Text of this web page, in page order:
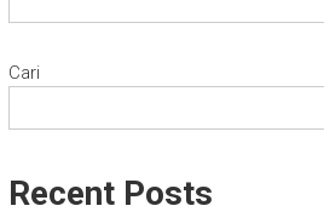
Cari
Recent Posts